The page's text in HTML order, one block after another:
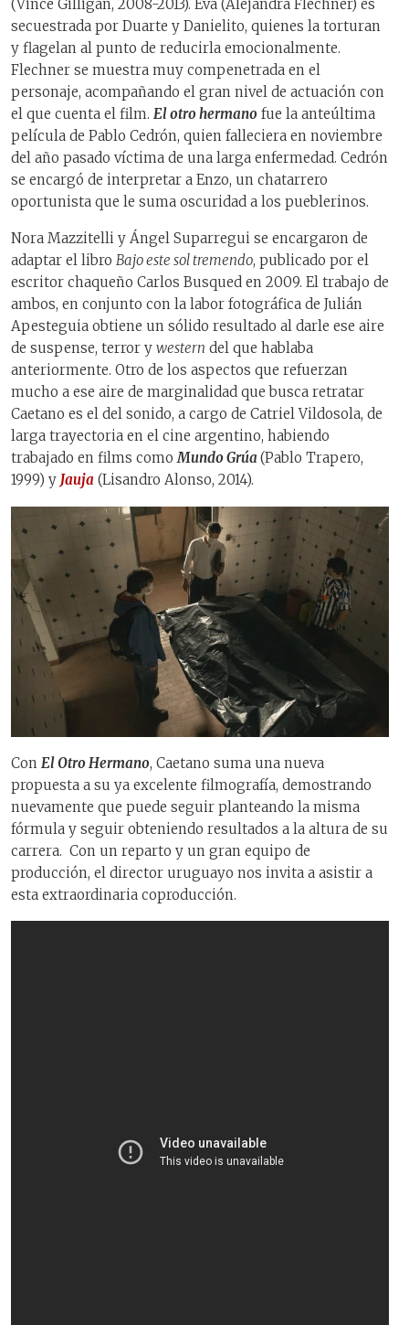
(Vince Gilligan, 2008-2013). Eva (Alejandra Flechner) es
secuestrada por Duarte y Danielito, quienes la torturan
y flagelan al punto de reducirla emocionalmente.
Flechner se muestra muy compenetrada en el
personaje, acompañando el gran nivel de actuación con
el que cuenta el film. El otro hermano fue la anteúltima
película de Pablo Cedrón, quien falleciera en noviembre
del año pasado víctima de una larga enfermedad. Cedrón
se encargó de interpretar a Enzo, un chatarrero
oportunista que le suma oscuridad a los pueblerinos.
Nora Mazzitelli y Ángel Suparregui se encargaron de
adaptar el libro Bajo este sol tremendo, publicado por el
escritor chaqueño Carlos Busqued en 2009. El trabajo de
ambos, en conjunto con la labor fotográfica de Julián
Apesteguia obtiene un sólido resultado al darle ese aire
de suspense, terror y western del que hablaba
anteriormente. Otro de los aspectos que refuerzan
mucho a ese aire de marginalidad que busca retratar
Caetano es el del sonido, a cargo de Catriel Vildosola, de
larga trayectoria en el cine argentino, habiendo
trabajado en films comoMundo Grúa (Pablo Trapero,
1999) y Jauja (Lisandro Alonso, 2014).
Con El Otro Hermano, Caetano suma una nueva
propuesta a su ya excelente filmografía, demostrando
nuevamente que puede seguir planteando la misma
fórmula y seguir obteniendo resultados a la altura de su
carrera. Con un reparto y un gran equipo de
producción, el director uruguayo nos invita a asistir a
esta extraordinaria coproducción.